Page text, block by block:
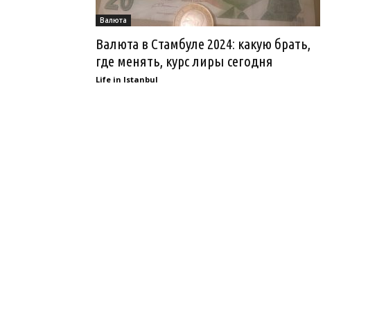
Валюта
Валюта в Стамбуле 2024: какую брать,
где менять, курс лиры сегодня
Life in Istanbul